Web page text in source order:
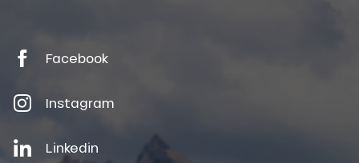
Facebook
Instagram
Linkedin